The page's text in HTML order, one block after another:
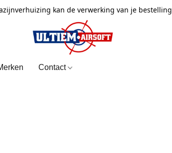
kan de verwerking van je bestelling
Contact